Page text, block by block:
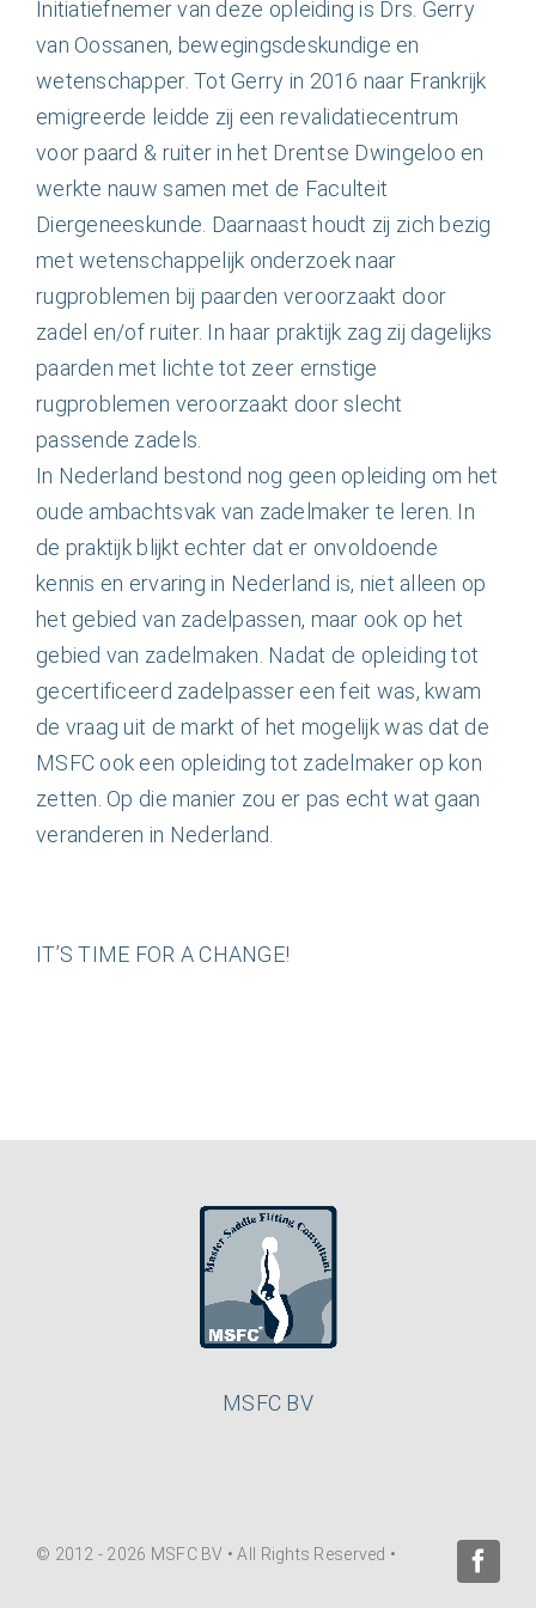
Initiatiefnemer van deze opleiding is Drs. Gerry
van Oossanen, bewegingsdeskundige en
wetenschapper. Tot Gerry in 2016 naar Frankrijk
emigreerde leidde zij een revalidatiecentrum
voor paard & ruiter in het Drentse Dwingeloo en
werkte nauw samen met de Faculteit
Diergeneeskunde. Daarnaast houdt zij zich bezig
met wetenschappelijk onderzoek naar
rugproblemen bij paarden veroorzaakt door
zadel en/of ruiter. In haar praktijk zag zij dagelijks
paarden met lichte tot zeer ernstige
rugproblemen veroorzaakt door slecht
passende zadels.
In Nederland bestond nog geen opleiding om het
oude ambachtsvak van zadelmaker te leren. In
de praktijk blijkt echter dat er onvoldoende
kennis en ervaring in Nederland is, niet alleen op
het gebied van zadelpassen, maar ook op het
gebied van zadelmaken. Nadat de opleiding tot
gecertificeerd zadelpasser een feit was, kwam
de vraag uit de markt of het mogelijk was dat de
MSFC ook een opleiding tot zadelmaker op kon
zetten. Op die manier zou er pas echt wat gaan
veranderen in Nederland.
IT’S TIME FOR A CHANGE!
MSFC BV
© 2012 - 2026 MSFC BV • All Rights Reserved •